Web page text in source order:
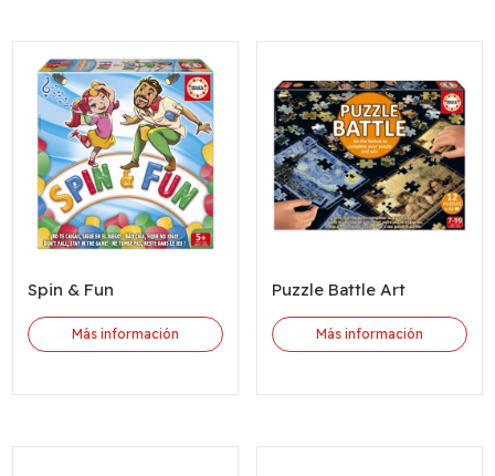
Spin & Fun
Más información
Puzzle Battle Art
Más información